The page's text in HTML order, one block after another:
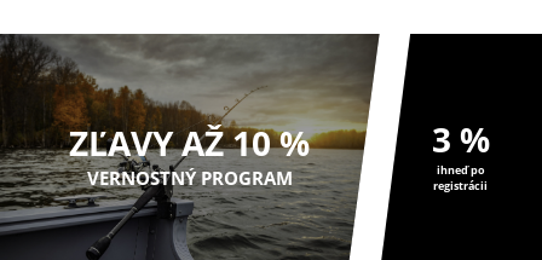
ZĽAVY AŽ 10 %
VERNOSTNÝ PROGRAM
3 %
ihneď po
registrácii